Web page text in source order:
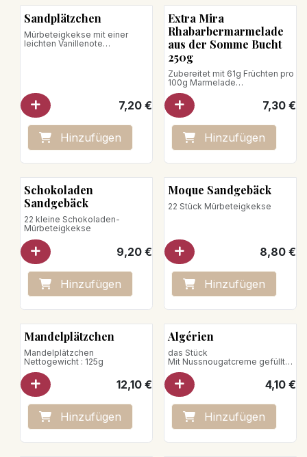
Sandplätzchen
Mürbeteigkekse mit einer
leichten Vanillenote
7,20€
Hinzufügen
Extra Mira
Rhabarbermarmelade
aus der Somme Bucht
250g
Zubereitet mit 61g Früchten pro
100g Marmelade
Gesamtzuckergehalt: 37g pro
100g Marmelade.
Nettogewicht: 250g
7,30€
Hinzufügen
Schokoladen
Sandgebäck
22 kleine Schokoladen-
Mürbeteigkekse
9,20€
Hinzufügen
Moque Sandgebäck
22 Stück Mürbeteigkekse
8,80€
Hinzufügen
Mandelplätzchen
Mandelplätzchen
Nettogewicht : 125g
12,10€
Hinzufügen
Algérien
das Stück
Mit Nussnougatcreme gefülltes
Buttergebäck
Nettogewicht : 50g
4,10€
Hinzufügen